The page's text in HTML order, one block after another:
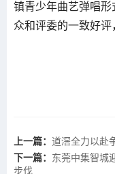
镇青少年曲艺弹唱
众和评委的一致好评
上一篇： 道滘全力以赴
下一篇： 东莞中集智城
步伐